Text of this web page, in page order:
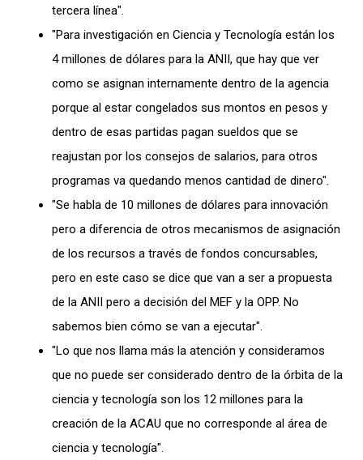
tercera línea".
"Para investigación en Ciencia y Tecnología están los
4 millones de dólares para la ANII, que hay que ver
como se asignan internamente dentro de la agencia
porque al estar congelados sus montos en pesos y
dentro de esas partidas pagan sueldos que se
reajustan por los consejos de salarios, para otros
programas va quedando menos cantidad de dinero".
"Se habla de 10 millones de dólares para innovación
pero a diferencia de otros mecanismos de asignación
de los recursos a través de fondos concursables,
pero en este caso se dice que van a ser a propuesta
de la ANII pero a decisión del MEF y la OPP. No
sabemos bien cómo se van a ejecutar".
"Lo que nos llama más la atención y consideramos
que no puede ser considerado dentro de la órbita de la
ciencia y tecnología son los 12 millones para la
creación de la ACAU que no corresponde al área de
ciencia y tecnología".